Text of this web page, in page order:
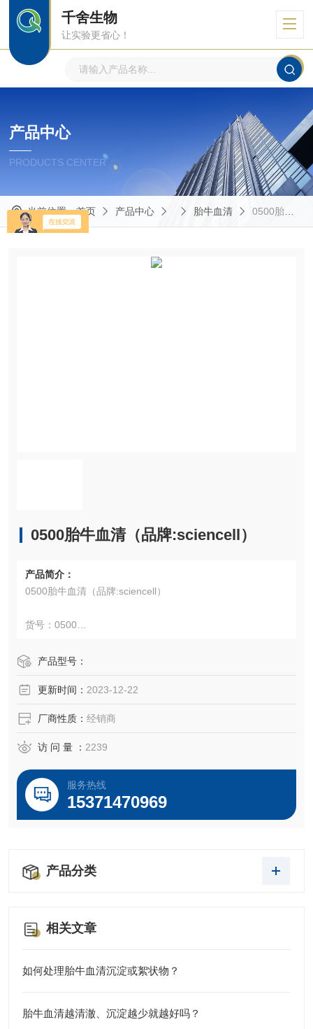
千舍生物
让实验更省心！
产品中心
PRODUCTS CENTER
当前位置：首页 产品中心 胎牛血清 0500胎牛血清（品牌:sciencell）
0500胎牛血清（品牌:sciencell）
产品简介：
0500胎牛血清（品牌:sciencell）
货号：0500
规格：500ml
千舍生物开工大吉，干细胞专用，特级胎牛血清*......
产品型号：
更新时间： 2023-12-22
厂商性质： 经销商
访 问 量 ： 2239
服务热线
15371470969
产品分类
相关文章
如何处理胎牛血清沉淀或絮状物？
胎牛血清越清澈、沉淀越少就越好吗？